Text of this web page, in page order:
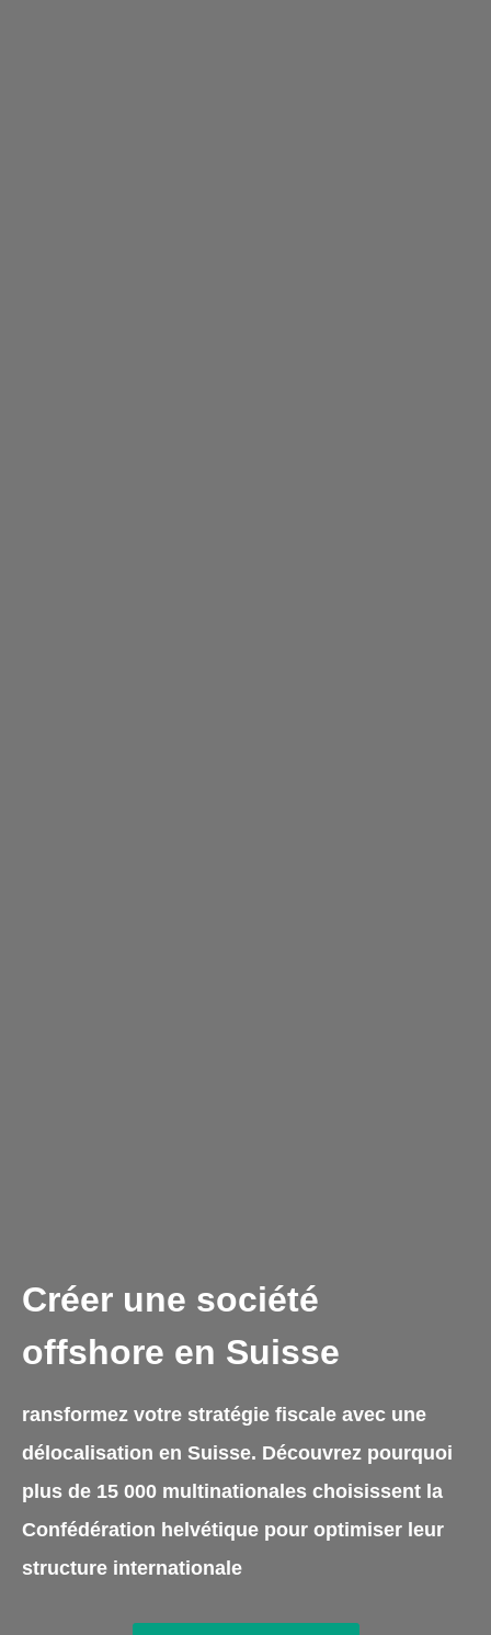
Créer une société
offshore en Suisse
ransformez votre stratégie fiscale avec une
délocalisation en Suisse. Découvrez pourquoi
plus de 15 000 multinationales choisissent la
Confédération helvétique pour optimiser leur
structure internationale